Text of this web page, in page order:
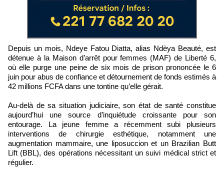
Depuis un mois, Ndeye Fatou Diatta, alias Ndèya Beauté, est
détenue à la Maison d’arrêt pour femmes (MAF) de Liberté 6,
où elle purge une peine de six mois de prison prononcée le 6
juin pour abus de confiance et détournement de fonds estimés à
42 millions FCFA dans une tontine qu’elle gérait.
Au-delà de sa situation judiciaire, son état de santé constitue
aujourd’hui une source d’inquiétude croissante pour son
entourage. La jeune femme a récemment subi plusieurs
interventions de chirurgie esthétique, notamment une
augmentation mammaire, une liposuccion et un Brazilian Butt
Lift (BBL), des opérations nécessitant un suivi médical strict et
régulier.